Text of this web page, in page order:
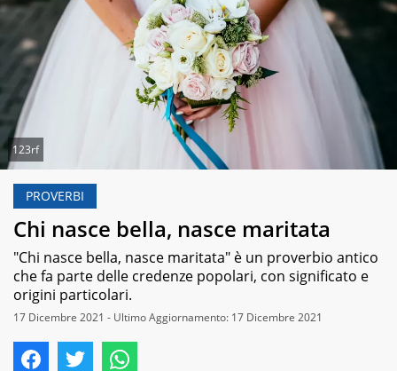
123rf
PROVERBI
Chi nasce bella, nasce maritata
"Chi nasce bella, nasce maritata" è un proverbio antico
che fa parte delle credenze popolari, con significato e
origini particolari.
17 Dicembre 2021 - Ultimo Aggiornamento: 17 Dicembre 2021